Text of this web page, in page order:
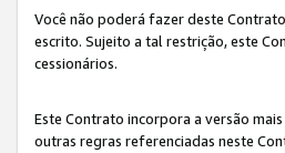
Você não poderá fazer deste
escrito. Sujeito a tal restrição, este
cessionários.
Este Contrato incorpora a versão
outras regras referenciadas neste